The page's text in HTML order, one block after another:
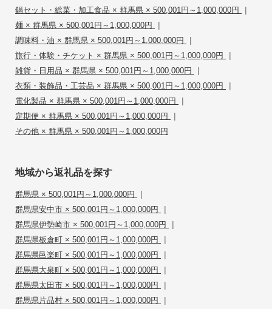
鍋セット・総菜・加工食品 × 群馬県 × 500,001円～1,000,000円 |
麺 × 群馬県 × 500,001円～1,000,000円 |
調味料・油 × 群馬県 × 500,001円～1,000,000円 |
旅行・体験・チケット × 群馬県 × 500,001円～1,000,000円 |
雑貨・日用品 × 群馬県 × 500,001円～1,000,000円 |
衣類・装飾品・工芸品 × 群馬県 × 500,001円～1,000,000円 |
電化製品 × 群馬県 × 500,001円～1,000,000円 |
定期便 × 群馬県 × 500,001円～1,000,000円 |
その他 × 群馬県 × 500,001円～1,000,000円
地域から返礼品を探す
群馬県 × 500,001円～1,000,000円 |
群馬県安中市 × 500,001円～1,000,000円 |
群馬県伊勢崎市 × 500,001円～1,000,000円 |
群馬県板倉町 × 500,001円～1,000,000円 |
群馬県邑楽町 × 500,001円～1,000,000円 |
群馬県大泉町 × 500,001円～1,000,000円 |
群馬県太田市 × 500,001円～1,000,000円 |
群馬県片品村 × 500,001円～1,000,000円 |